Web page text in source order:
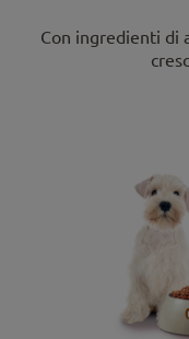
Con ingredienti di